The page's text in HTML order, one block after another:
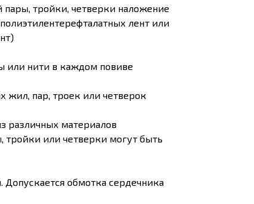
пары, тройки, четверки наложение
лент или
или нити в каждом повиве
жил, пар, троек или четверок
различных материалов
или четверки могут быть
обмотка сердечника